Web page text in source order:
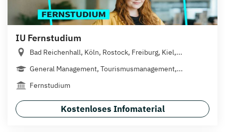
IU Fernstudium
Bad Reichenhall, Köln, Rostock, Freiburg, Kiel,...
General Management, Tourismusmanagement,...
Fernstudium
Kostenloses Infomaterial